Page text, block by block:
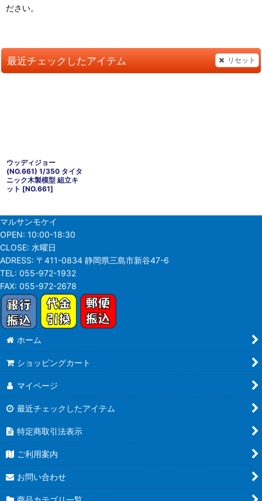
ださい。
最近チェックしたアイテム リセット
ウッディジョー
(NO.661) 1/350 タイタ
ニック木製模型 組立キ
ット [NO.661]
マルサンモケイ
OPEN: 10:00-18:30
CLOSE: 水曜日
ADRESS: 〒411-0834 静岡県三島市新谷47-6
TEL: 055-972-1932
FAX: 055-972-2678
ホーム
ショッピングカート
マイページ
最近チェックしたアイテム
特定商取引法表示
ご利用案内
お問い合わせ